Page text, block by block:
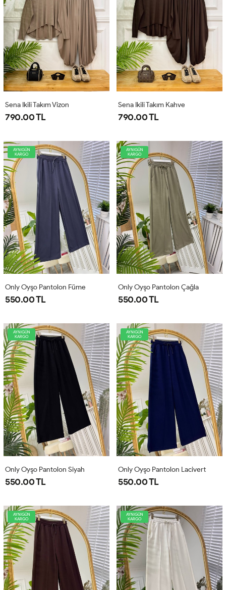
Sena Ikili Takım Vizon
790.00 TL
Sena Ikili Takım Kahve
790.00 TL
AYNIGÜN
KARGO
Only Oyşo Pantolon Füme
550.00 TL
AYNIGÜN
KARGO
Only Oyşo Pantolon Çağla
550.00 TL
AYNIGÜN
KARGO
Only Oyşo Pantolon Siyah
550.00 TL
AYNIGÜN
KARGO
Only Oyşo Pantolon Lacivert
550.00 TL
AYNIGÜN
KARGO
AYNIGÜN
KARGO